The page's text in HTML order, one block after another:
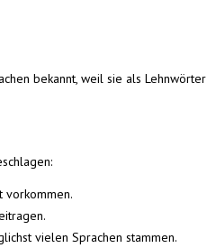
bekannt, weil sie als
vorkommen.
vielen Sprachen stammen.